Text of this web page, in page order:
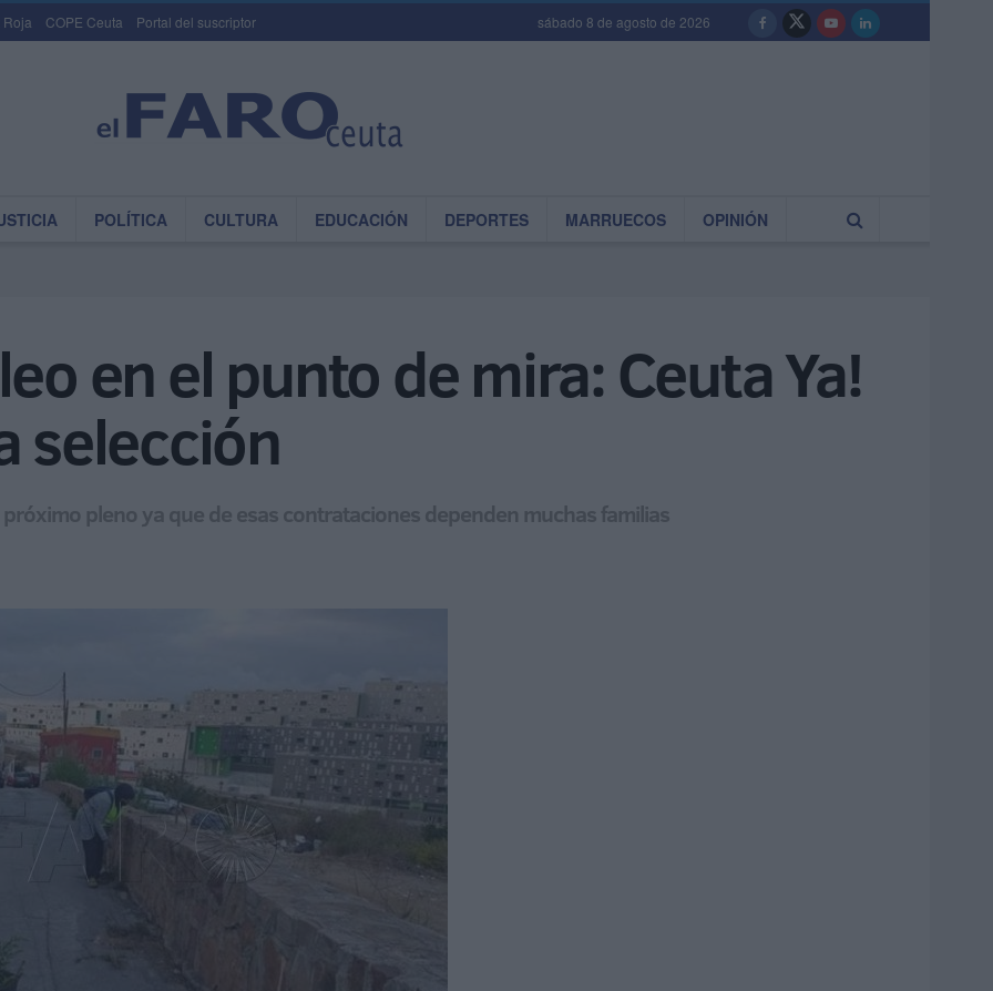
Roja COPE Ceuta Portal del suscriptor sábado 8 de agosto de 2026
POLÍTICA CULTURA EDUCACIÓN DEPORTES MARRUECOS OPINIÓN
en el punto de mira: Ceuta Ya!
selección
pleno ya que de esas contrataciones dependen muchas familias